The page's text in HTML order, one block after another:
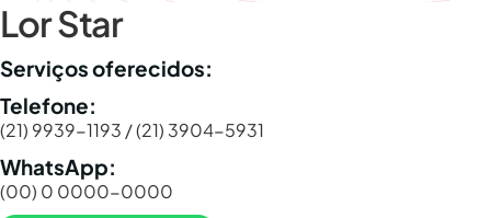
Lor Star
Serviços oferecidos:
Telefone:
(21) 9939-1193 / (21) 3904-5931
WhatsApp:
(00) 0 0000-0000